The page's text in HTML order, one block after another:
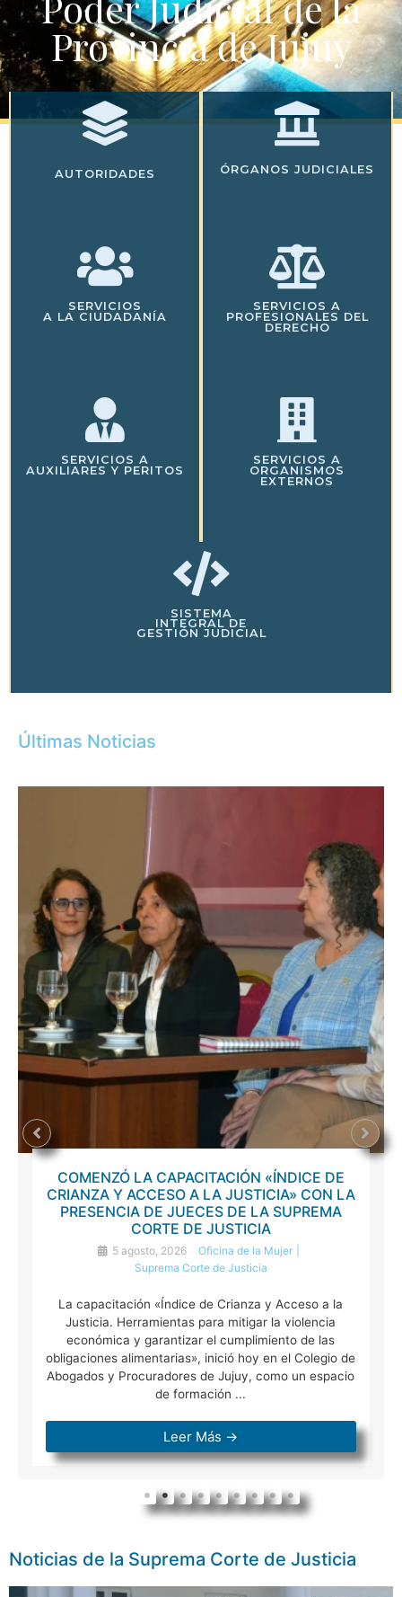
Provincia de Jujuy
AUTORIDADES ÓRGANOS JUDICIALES
SERVICIOS
A LA CIUDADANÍA
SERVICIOS A
PROFESIONALES DEL
DERECHO
SERVICIOS A
AUXILIARES Y PERITOS
SERVICIOS A
ORGANISMOS
EXTERNOS
SISTEMA
INTEGRAL DE
GESTIÓN JUDICIAL
Últimas Noticias
COMENZÓ LA CAPACITACIÓN «ÍNDICE DE
CRIANZA Y ACCESO A LA JUSTICIA» CON LA
PRESENCIA DE JUECES DE LA SUPREMA
CORTE DE JUSTICIA
5 agosto, 2026
Oficina de la Mujer
Suprema Corte de Justicia
La capacitación «Índice de Crianza y Acceso a la
Justicia. Herramientas para mitigar la violencia
económica y garantizar el cumplimiento de las
obligaciones alimentarias», inició hoy en el Colegio de
Abogados y Procuradores de Jujuy, como un espacio
de formación ...
Leer Más →
Noticias de la Suprema Corte de Justicia